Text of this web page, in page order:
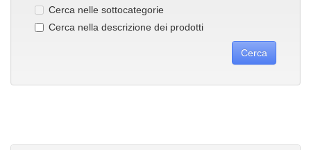
Cerca nelle sottocategorie
Cerca nella descrizione dei prodotti